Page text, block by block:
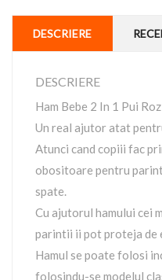
DESCRIERE
DESCRIERE
Ham Bebe 2 In 1 Pui Roz
Un real ajutor atat
Atunci cand copiii fac
obositoare pentru
spate.
Cu ajutorul hamului cei
parintii ii pot proteja de
Hamul se poate folosi
folosindu-se modelul